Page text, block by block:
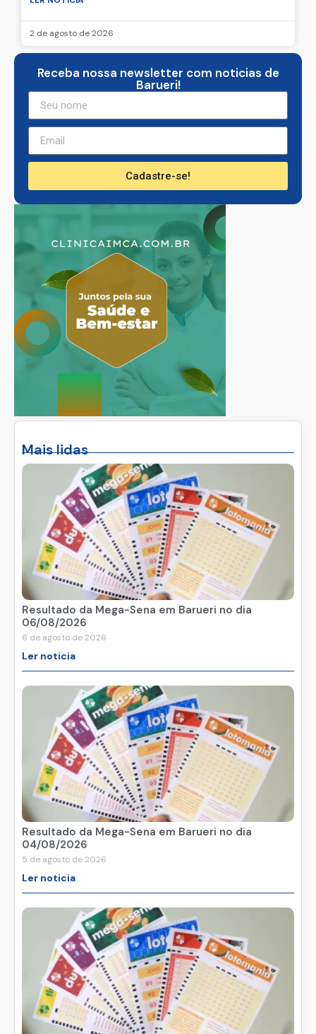
Resultado da Mega-Sena em Barueri no dia
02/08/2026
LER NOTICIA
2 de agosto de 2026
Mais lidas
Resultado da Mega-Sena em Barueri no dia
06/08/2026
6 de agosto de 2026
Ler noticia
Resultado da Mega-Sena em Barueri no dia
04/08/2026
5 de agosto de 2026
Ler noticia
Receba nossa newsletter com noticias de
Barueri!
Cadastre-se!